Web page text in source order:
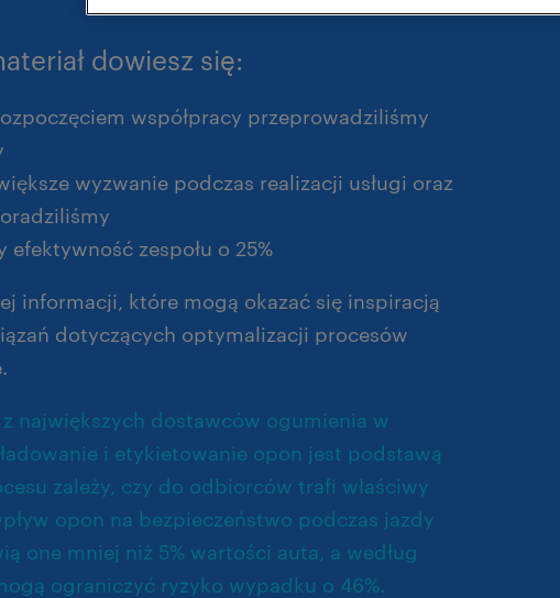
dowiesz się:
współpracy przeprowadziliśmy
wyzwanie podczas realizacji usługi oraz
efektywność zespołu o 25%
informacji, które mogą okazać się inspiracją
dotyczących optymalizacji procesów
największych dostawców ogumienia w
i etykietowanie opon jest podstawą
zależy, czy do odbiorców trafi właściwy
opon na bezpieczeństwo podczas jazdy
one mniej niż 5% wartości auta, a według
ograniczyć ryzyko wypadku o 46%.